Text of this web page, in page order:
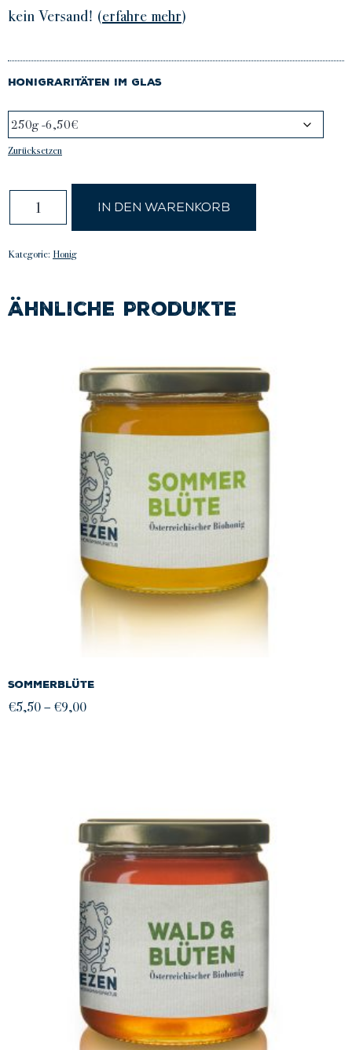
kein Versand! (erfahre mehr)
Honigraritäten im Glas
Zurücksetzen
Wiener
Sommer
In den Warenkorb
Kategorie: Honig
Ähnliche Produkte
Sommerblüte
€5,50– €9,00Preisspanne: